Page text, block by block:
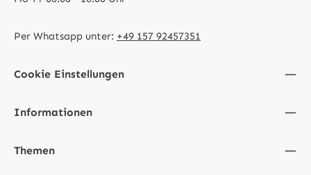
Per Whatsapp unter: +49 157 92457351
Cookie Einstellungen
Informationen
Themen